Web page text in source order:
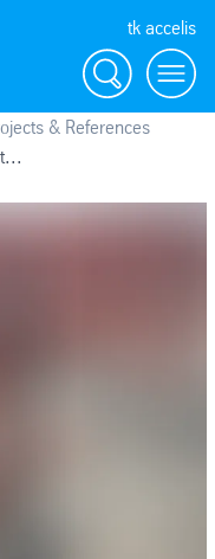
tk accelis
Suche
Menü
& References